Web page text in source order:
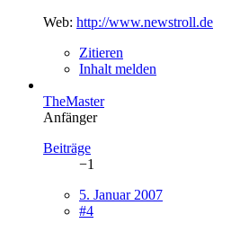
Web: http://www.newstroll.de
Zitieren
Inhalt melden
TheMaster
Anfänger
Beiträge
−1
5. Januar 2007
#4